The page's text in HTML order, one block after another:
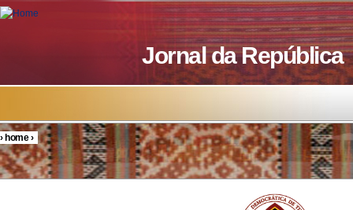
Skip to main content
Jornal da República
You are here
›home›